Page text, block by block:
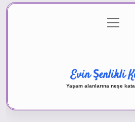
Gizlilik Politikası
menüyü
aç
Evin Şenlikli
Yaşam alanlarına neşe